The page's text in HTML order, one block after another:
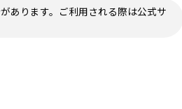
あります。ご利用される際は公式サ